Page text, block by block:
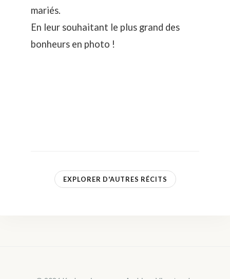
mariés.
En leur souhaitant le plus grand des
bonheurs en photo !
EXPLORER D'AUTRES RÉCITS